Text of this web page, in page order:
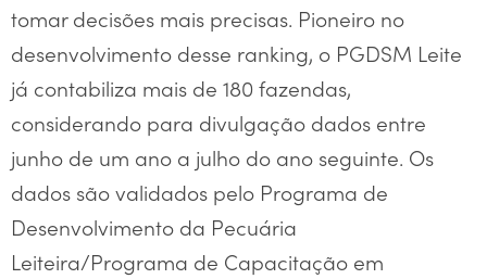
tomar decisões mais precisas. Pioneiro no
desenvolvimento desse ranking, o PGDSM Leite
já contabiliza mais de 180 fazendas,
considerando para divulgação dados entre
junho de um ano a julho do ano seguinte. Os
dados são validados pelo Programa de
Desenvolvimento da Pecuária
Leiteira/Programa de Capacitação em